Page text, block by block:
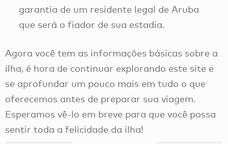
garantia de um residente legal de Aruba
que será o fiador de sua estadia.
Agora você tem as informações básicas sobre a
ilha, é hora de continuar explorando este site e
se aprofundar um pouco mais em tudo o que
oferecemos antes de preparar sua viagem.
Esperamos vê-lo em breve para que você possa
sentir toda a felicidade da ilha!